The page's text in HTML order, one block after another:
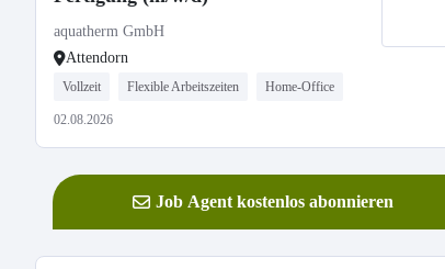
aquatherm GmbH
Attendorn
Vollzeit Flexible Arbeitszeiten Home-Office
02.08.2026
Job Agent kostenlos abonnieren